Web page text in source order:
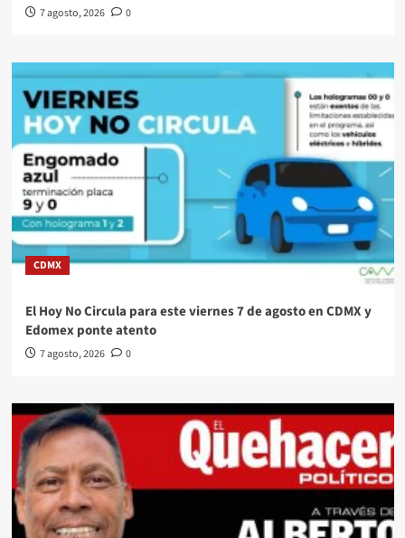
7 agosto, 2026 0
CDMX
El Hoy No Circula para este viernes 7 de agosto en CDMX y
Edomex ponte atento
7 agosto, 2026 0